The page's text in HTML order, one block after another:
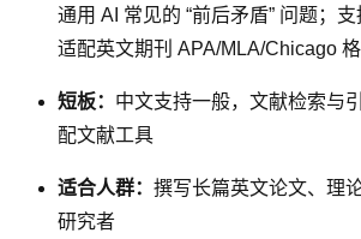
通用 AI 常见的 “前后矛盾” 问题；支
适配英文期刊 APA/MLA/Chicago
短板： 中文支持一般，文献检索与
配文献工具
适合人群： 撰写长篇英文论文、理
研究者